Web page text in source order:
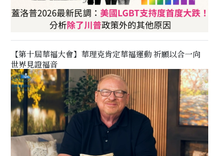
【第十屆華福大會】華理克肯定華福運動 祈願以合一向
世界見證福音